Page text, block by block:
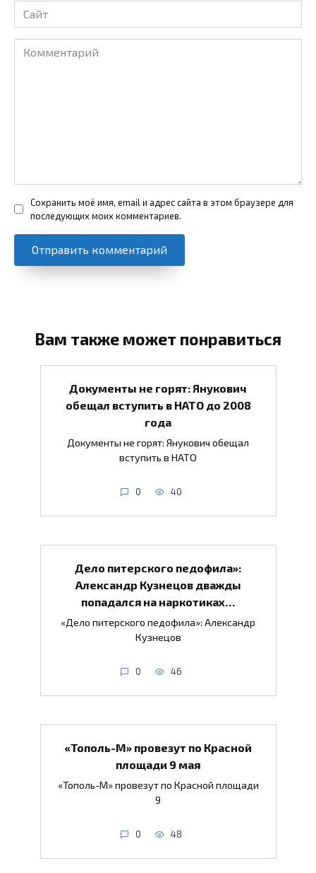
Сайт
Комментарий
Сохранить моё имя, email и адрес сайта в этом браузере для
последующих моих комментариев.
Вам также может понравиться
Документы не горят: Янукович
обещал вступить в НАТО до 2008
года
Документы не горят: Янукович обещал
вступить в НАТО
0 40
Дело питерского педофила»:
Александр Кузнецов дважды
попадался на наркотиках…
«Дело питерского педофила»: Александр
Кузнецов
0 46
«Тополь-М» провезут по Красной
площади 9 мая
«Тополь-М» провезут по Красной площади
9
0 48